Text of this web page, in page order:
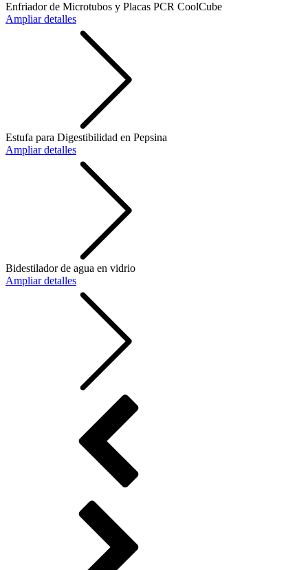
Enfriador de Microtubos y Placas PCR CoolCube
Ampliar detalles
Estufa para Digestibilidad en Pepsina
Ampliar detalles
Bidestilador de agua en vidrio
Ampliar detalles